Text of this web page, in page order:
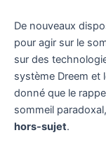
De nouveaux
pour agir sur le
sur des
système Dreem et
donné que le
sommeil
hors-sujet.